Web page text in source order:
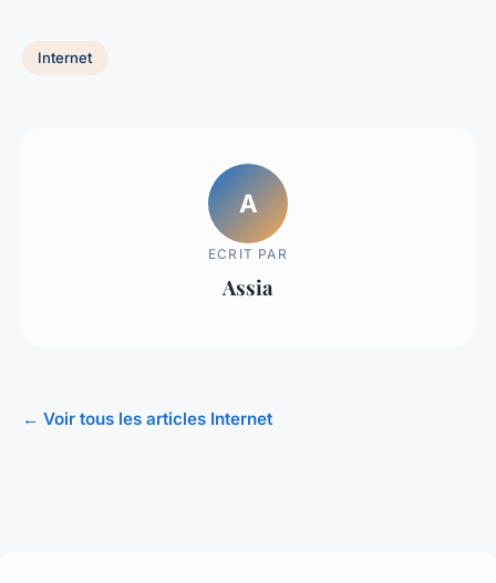
Internet
A
ECRIT PAR
Assia
← Voir tous les articles Internet